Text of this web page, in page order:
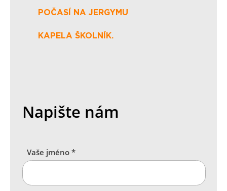
POČASÍ NA JERGYMU
KAPELA ŠKOLNÍK.
Napište nám
Vaše jméno *